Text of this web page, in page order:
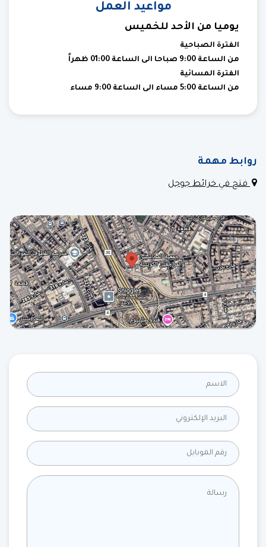
مواعيد العمل
يوميا من الأحد للخميس
الفترة الصباحية
من الساعة 9:00 صباحا الى الساعة 01:00 ظهراً
الفترة المسائية
من الساعة 5:00 مساء الى الساعة 9:00 مساء
روابط مهمة
فتح في خرائط جوجل